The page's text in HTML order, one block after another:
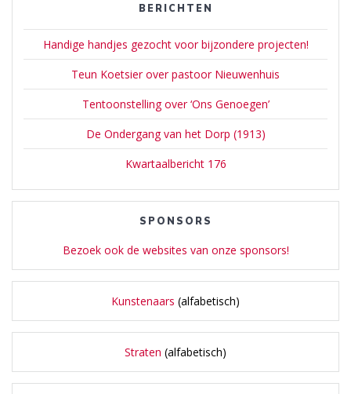
BERICHTEN
Handige handjes gezocht voor bijzondere projecten!
Teun Koetsier over pastoor Nieuwenhuis
Tentoonstelling over ‘Ons Genoegen’
De Ondergang van het Dorp (1913)
Kwartaalbericht 176
SPONSORS
Bezoek ook de websites van onze sponsors!
Kunstenaars (alfabetisch)
Straten (alfabetisch)